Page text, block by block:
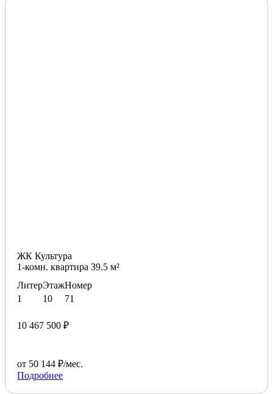
ЖК Культура
1-комн. квартира 39.5 м²
Литер
1
Этаж
10
Номер
71
10 467 500 ₽
от 50 144 ₽/мес.
Подробнее